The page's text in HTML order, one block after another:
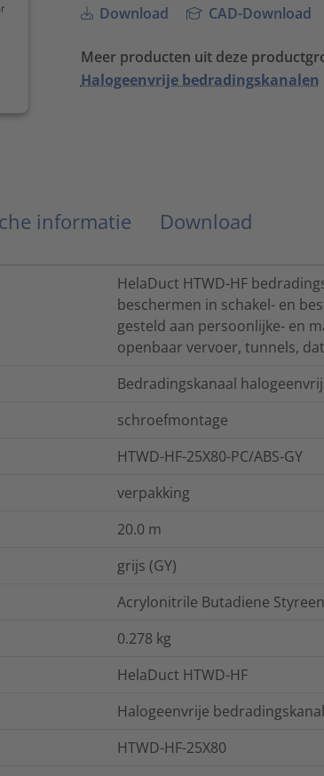
Download CAD-Download
Meer producten uit deze
Halogeenvrije bedradingskanalen
informatie Download
HelaDuct HTWD-HF
beschermen in schakel- en
gesteld aan persoonlijke- en
openbaar vervoer, tunnels,
Bedradingskanaal
schroefmontage
HTWD-HF-25X80-PC/ABS-GY
verpakking
20.0 m
grijs (GY)
Acrylonitrile Butadiene
0.278 kg
HelaDuct HTWD-HF
Halogeenvrije
HTWD-HF-25X80